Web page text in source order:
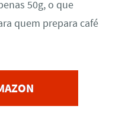
50g, o que
quem prepara café